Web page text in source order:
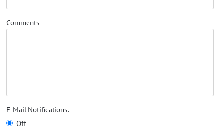
Comments
E-Mail Notifications:
Off